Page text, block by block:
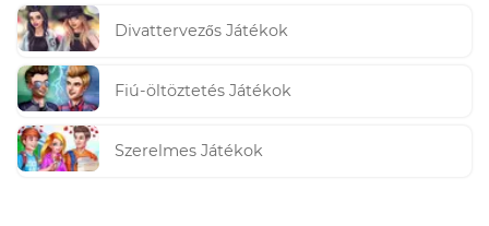
Divattervezős Játékok
Fiú-öltöztetés Játékok
Szerelmes Játékok